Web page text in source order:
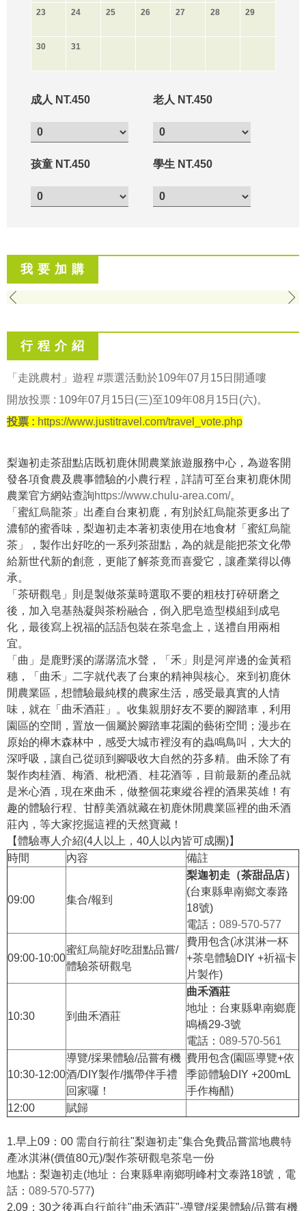
23 24 25 26 27 28 29
30 31
成人 NT.450 老人 NT.450
孩童 NT.450 學生 NT.450
我 要 加 購
行 程 介 紹
「走跳農村」遊程 #票選活動於109年07月15日開通嘍
開放投票 : 109年07月15日(三)至109年08月15日(六)。
投票 : https://www.justitravel.com/travel_vote.php
梨迦初走茶甜點店既初鹿休閒農業旅遊服務中心，為遊客開
發各項食農及農事體驗的小農行程，詳請可至台東初鹿休閒
農業官方網站查詢https://www.chulu-area.com/。
「蜜紅烏龍茶」出產自台東初鹿，有別於紅烏龍茶更多出了
濃郁的蜜香味，梨迦初走本著初衷使用在地食材「蜜紅烏龍
茶」，製作出好吃的一系列茶甜點，為的就是能把茶文化帶
給新世代新的創意，更能了解茶竟而喜愛它，讓產業得以傳
承。
「茶研觀皂」則是製做茶葉時選取不要的粗枝打碎研磨之
後，加入皂基熱凝與茶粉融合，倒入肥皂造型模組到成皂
化，最後寫上祝福的話語包裝在茶皂盒上，送禮自用兩相
宜。
「曲」是鹿野溪的潺潺流水聲，「禾」則是河岸邊的金黃稻
穗，「曲禾」二字就代表了台東的精神與核心。來到初鹿休
閒農業區，想體驗最純樸的農家生活，感受最真實的人情
味，就在「曲禾酒莊」。收集親朋好友不要的腳踏車，利用
園區的空間，置放一個屬於腳踏車花園的藝術空間；漫步在
原始的櫸木森林中，感受大城市裡沒有的蟲鳴鳥叫，大大的
深呼吸，讓自己從頭到腳吸收大自然的芬多精。曲禾除了有
製作肉桂酒、梅酒、枇杷酒、桂花酒等，目前最新的產品就
是米心酒，現在來曲禾，做整個花東縱谷裡的酒果英雄！有
趣的體驗行程、甘醇美酒就藏在初鹿休閒農業區裡的曲禾酒
莊內，等大家挖掘這裡的天然寶藏！
【體驗專人介紹(4人以上，40人以內皆可成團)】
時間
內容 備註
09:00 集合/報到
梨迦初走（茶甜品店）
(台東縣卑南鄉文泰路
18號)
電話： 089-570-577
09:00-10:00
蜜紅烏龍好吃甜點品嘗/
體驗茶研觀皂
費用包含(冰淇淋一杯
+茶皂體驗DIY +祈福卡
片製作)
10:30 到曲禾酒莊
曲禾酒莊
地址：台東縣卑南鄉鹿
鳴橋29-3號
電話： 089-570-561
10:30-12:00
導覽/採果體驗/品嘗有機
酒/DIY製作/攜帶伴手禮
回家囉！
費用包含(園區導覽+依
季節體驗DIY +200mL
手作梅醋)
12:00
賦歸
1.早上09：00 需自行前往"梨迦初走"集合免費品嘗當地農特
產冰淇淋(價值80元)/製作茶研觀皂茶皂一份
地點：梨迦初走(地址：台東縣卑南鄉明峰村文泰路18號，電
話： 089-570-577)
2.09：30之後再自行前往"曲禾酒莊"-導覽/採果體驗/品嘗有機